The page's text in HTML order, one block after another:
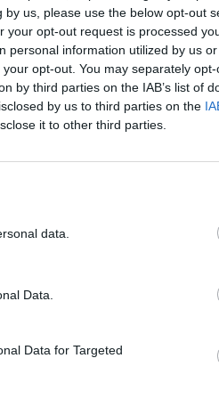
us, please use the below opt-out
your opt-out request is processed
personal information utilized by us
opt-out. You may separately
by third parties on the IAB’s list of
by us to third parties on the
it to other third parties.
data.
Data.
Data for Targeted
vezetője amellett
intelligencia chipek
ha a kínai vállalatok
- mondta Jim Cramer
éppen Kínában
tartozik, melynek olvasása